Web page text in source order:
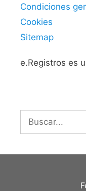
Condiciones
Cookies
Sitemap
e.Registros es